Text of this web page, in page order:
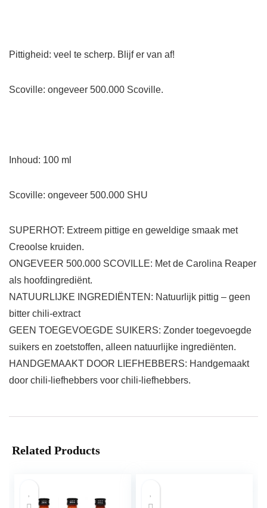
Pittigheid: veel te scherp. Blijf er van af!
Scoville: ongeveer 500.000 Scoville.
Inhoud: 100 ml
Scoville: ongeveer 500.000 SHU
SUPERHOT: Extreem pittige en geweldige smaak met
Creoolse kruiden.
ONGEVEER 500.000 SCOVILLE: Met de Carolina Reaper
als hoofdingrediënt.
NATUURLIJKE INGREDIËNTEN: Natuurlijk pittig – geen
bitter chili-extract
GEEN TOEGEVOEGDE SUIKERS: Zonder toegevoegde
suikers en zoetstoffen, alleen natuurlijke ingrediënten.
HANDGEMAAKT DOOR LIEFHEBBERS: Handgemaakt
door chili-liefhebbers voor chili-liefhebbers.
Related Products